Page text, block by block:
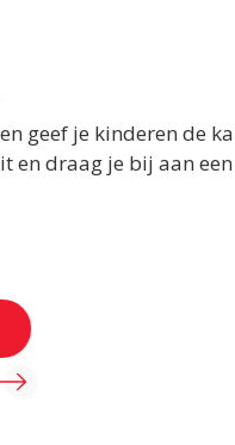
geef je kinderen de
en draag je bij aan